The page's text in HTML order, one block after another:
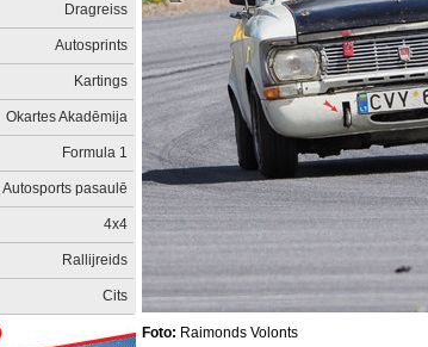
Dragreiss
Autosprints
Kartings
Okartes Akadēmija
Formula 1
Autosports pasaulē
4x4
Rallijreids
Cits
Foto: Raimonds Volonts